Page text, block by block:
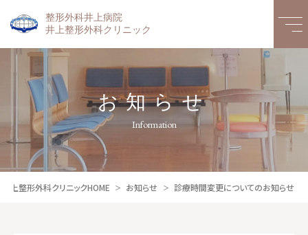
整形外科井上病院
井上整形外科クリニック
お知らせ
Information
上整形外科クリニックHOME お知らせ 診療時間変更についてのお知らせ